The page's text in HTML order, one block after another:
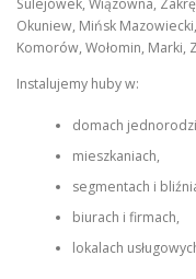
Okuniew, Mińsk
Komorów, Wołomin, Marki,
Instalujemy huby w:
domach
mieszkaniach,
segmentach i
biurach i firmach,
lokalach